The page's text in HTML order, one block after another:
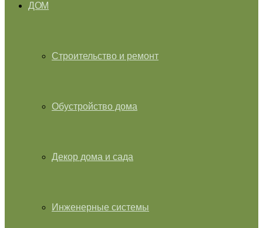
ДОМ
Строительство и ремонт
Обустройство дома
Декор дома и сада
Инженерные системы